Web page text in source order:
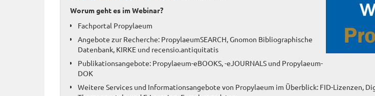
Worum geht es im Webinar?
Fachportal Propylaeum
Angebote zur Recherche: PropylaeumSEARCH, Gnomon Bibliographische
Datenbank, KIRKE und recensio.antiquitatis
Publikationsangebote: Propylaeum-eBOOKS, -eJOURNALS und Propylaeum-
DOK
Weitere Services und Informationsangebote von Propylaeum im Überblick: FID-Lizenzen,